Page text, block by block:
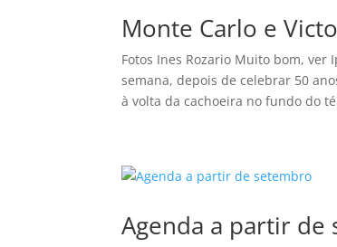
Monte Carlo e
Fotos Ines Rozario Muito bom,
semana, depois de celebrar 50
à volta da cachoeira no fundo do
Agenda a partir de